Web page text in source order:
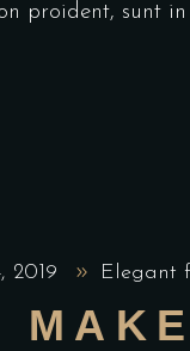
proident, sunt
2019 Elegant